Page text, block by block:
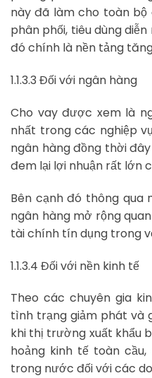
này đã làm cho toàn bộ
phân phối, tiêu dùng
đó chính là nền tảng
1.1.3.3 Đối với ngân hàng
Cho vay được xem là
nhất trong các nghiệp
ngân hàng đồng thời
đem lại lợi nhuận rất lớn
Bên cạnh đó thông qua
ngân hàng mở rộng
tài chính tín dụng trong
1.1.3.4 Đối với nền kinh tế
Theo các chuyên gia
tình trạng giảm phát và
khi thị trường xuất khẩu
hoảng kinh tế toàn
trong nước đối với các